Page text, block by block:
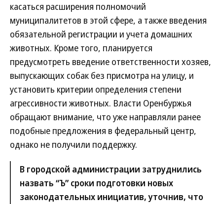
касаться расширения полномочий
муниципалитетов в этой сфере, а также введения
обязательной регистрации и учета домашних
животных. Кроме того, планируется
предусмотреть введение ответственности хозяев,
выпускающих собак без присмотра на улицу, и
установить критерии определения степени
агрессивности животных. Власти Оренбуржья
обращают внимание, что уже направляли ранее
подобные предложения в федеральный центр,
однако не получили поддержку.
В городской администрации затруднились
назвать “Ъ” сроки подготовки новых
законодательных инициатив, уточнив, что